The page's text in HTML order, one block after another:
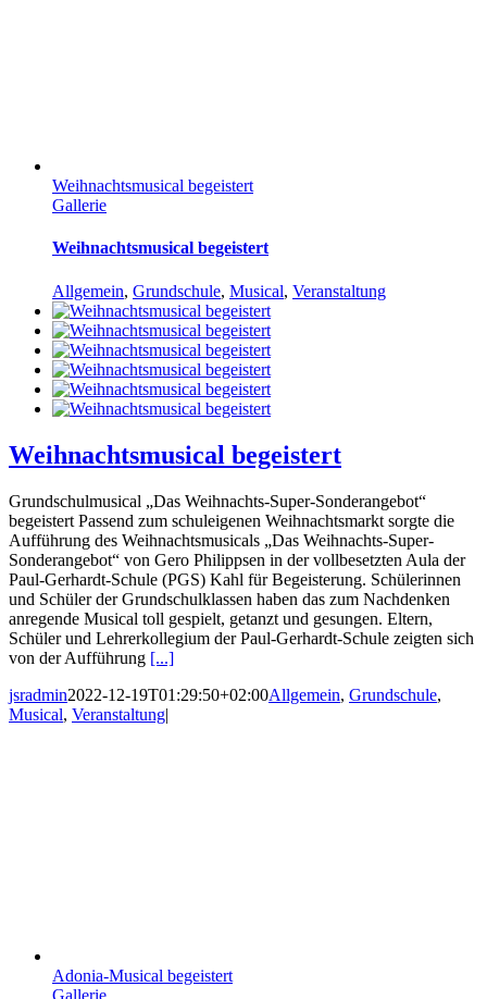
Weihnachtsmusical begeistert
Gallerie
Weihnachtsmusical begeistert
Allgemein, Grundschule, Musical, Veranstaltung
Weihnachtsmusical begeistert
Grundschulmusical „Das Weihnachts-Super-Sonderangebot“
begeistert Passend zum schuleigenen Weihnachtsmarkt sorgte die
Aufführung des Weihnachtsmusicals „Das Weihnachts-Super-
Sonderangebot“ von Gero Philippsen in der vollbesetzten Aula der
Paul-Gerhardt-Schule (PGS) Kahl für Begeisterung. Schülerinnen
und Schüler der Grundschulklassen haben das zum Nachdenken
anregende Musical toll gespielt, getanzt und gesungen. Eltern,
Schüler und Lehrerkollegium der Paul-Gerhardt-Schule zeigten sich
von der Aufführung [...]
jsradmin2022-12-19T01:29:50+02:00Allgemein, Grundschule,
Musical, Veranstaltung|
Adonia-Musical begeistert
Gallerie